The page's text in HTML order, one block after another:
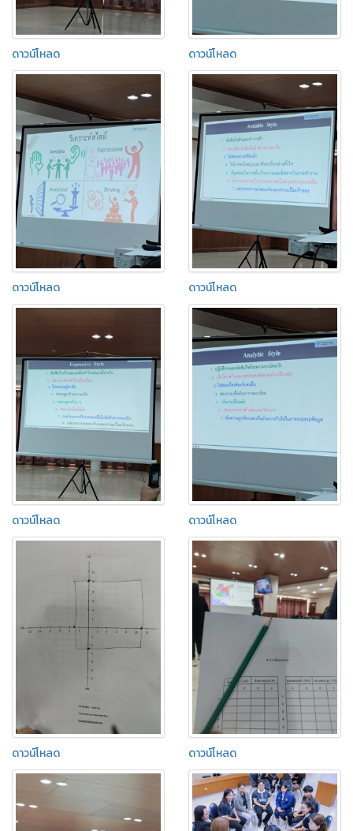
ดาวน์โหลด ดาวน์โหลด
ดาวน์โหลด ดาวน์โหลด
ดาวน์โหลด ดาวน์โหลด
ดาวน์โหลด ดาวน์โหลด